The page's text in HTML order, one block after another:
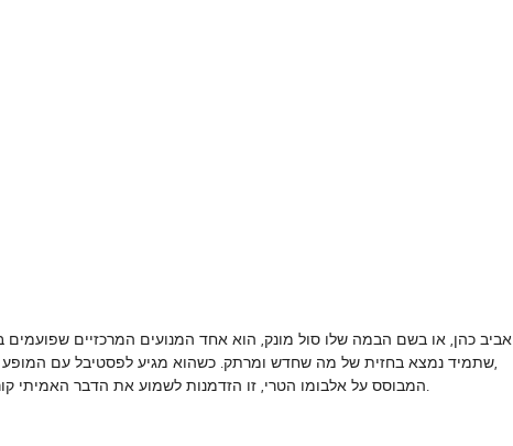
אביב כהן, או בשם הבמה שלו סול מונק, הוא אחד המנועים המרכזיים
"New Moves", המבוסס על אלבומו הטרי, זו הזדמנות לשמוע את הדבר האמיתי קורה בזמן אמת – חי, נושם ובועט על הבמה.